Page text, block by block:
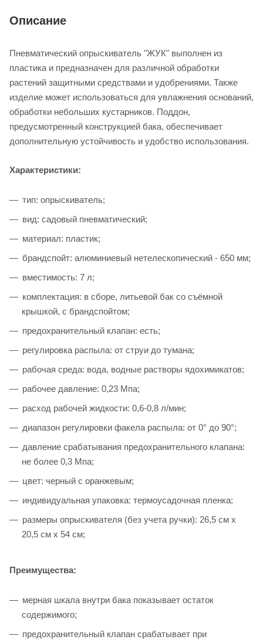
Описание
Пневматический опрыскиватель "ЖУК" выполнен из
пластика и предназначен для различной обработки
растений защитными средствами и удобрениями. Также
изделие может использоваться для увлажнения оснований,
обработки небольших кустарников. Поддон,
предусмотренный конструкцией бака, обеспечивает
дополнительную устойчивость и удобство использования.
Характеристики:
тип: опрыскиватель;
вид: садовый пневматический;
материал: пластик;
брандспойт: алюминиевый нетелескопический - 650 мм;
вместимость: 7 л;
комплектация: в сборе, литьевой бак со съёмной
крышкой, с брандспойтом;
предохранительный клапан: есть;
регулировка распыла: от струи до тумана;
рабочая среда: вода, водные растворы ядохимикатов;
рабочее давление: 0,23 Мпа;
расход рабочей жидкости: 0,6-0,8 л/мин;
диапазон регулировки факела распыла: от 0° до 90°;
давление срабатывания предохранительного клапана:
не более 0,3 Мпа;
цвет: черный с оранжевым;
индивидуальная упаковка: термоусадочная пленка;
размеры опрыскивателя (без учета ручки): 26,5 см х
20,5 см х 54 см;
Преимущества:
мерная шкала внутри бака показывает остаток
содержимого;
предохранительный клапан срабатывает при